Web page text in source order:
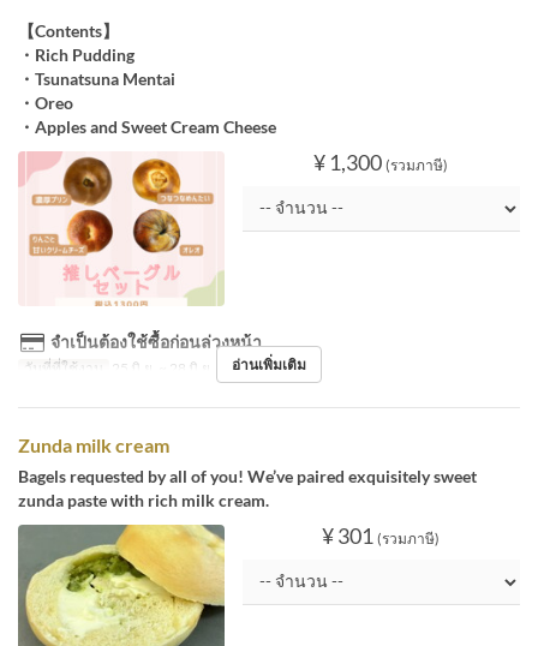
【Contents】
・Rich Pudding
・Tsunatsuna Mentai
・Oreo
・Apples and Sweet Cream Cheese
¥ 1,300 (รวมภาษี)
จำเป็นต้องใช้ซื้อก่อนล่วงหน้า
วันที่ที่ใช้งาน 25 มิ.ย. ~ 28 มิ.ย. อ่านเพิ่มเติม
Zunda milk cream
Bagels requested by all of you! We’ve paired exquisitely sweet
zunda paste with rich milk cream.
¥ 301 (รวมภาษี)